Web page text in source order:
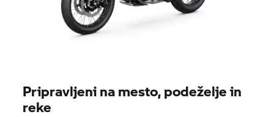
Pripravljeni na mesto, podeželje in
reke